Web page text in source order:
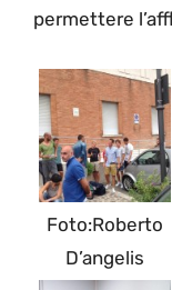
permettere
Foto:Roberto
D’angelis